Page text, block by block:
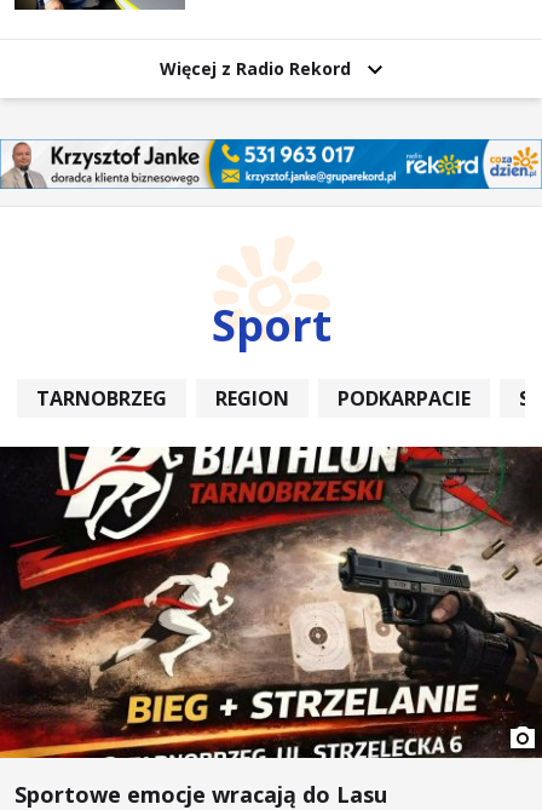
Więcej z Radio Rekord
Sport
TARNOBRZEG REGION PODKARPACIE
Sportowe emocje wracają do Lasu